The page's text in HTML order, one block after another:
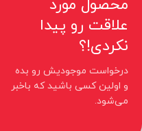
محصول مورد
علاقت رو پیدا
نکردی!؟
درخواست موجودیش رو بده
و اولین کسی باشید که باخبر
می‌شود.